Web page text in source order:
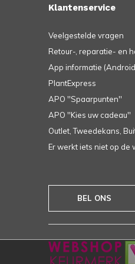
Klantenservice
Veelgestelde vragen
Retour-, reparatie- en
App informatie
PlantExpress
APO ''Spaarpunten''
APO ''Kies uw cadeau''
Outlet, Tweedekans,
Er werkt iets niet op de
BEL ONS